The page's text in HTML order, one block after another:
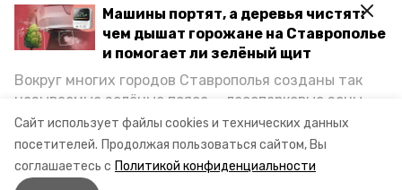
Сайт использует файлы cookies и технических данных
посетителей. Продолжая пользоваться сайтом, Вы
соглашаетесь с Политикой конфиденциальности
Машины портят, а деревья чистят:
чем дышат горожане на Ставрополье
и помогает ли зелёный щит
Вокруг многих городов Ставрополья созданы так
называемые зелёные пояса — лесопарковые зоны,
снижающие негативное воздействие выхлопных
газов на атмосферу. Справляются ли они с
постоянно растущим потоком автотранспорта и
каким воздухом дышат жители края, узнала